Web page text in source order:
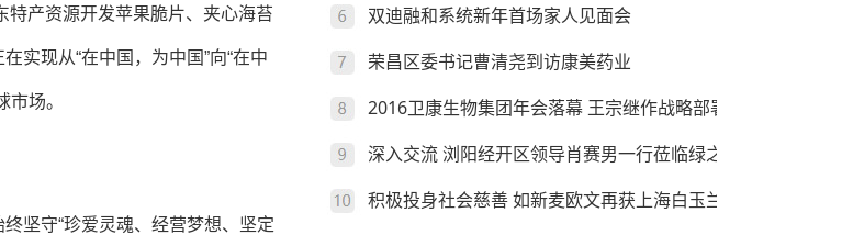
特产资源开发苹果脆片、夹心海苔
实现从“在中国，为中国”向“在中
场。
坚守“珍爱灵魂、经营梦想、坚定
双迪融和系统新年首场家人见面会
荣昌区委书记曹清尧到访康美药业
2016卫康生物集团年会落幕 王宗继作战略部署
深入交流 浏阳经开区领导肖赛男一行莅临绿之韵考察
积极投身社会慈善 如新麦欧文再获上海白玉兰纪念奖